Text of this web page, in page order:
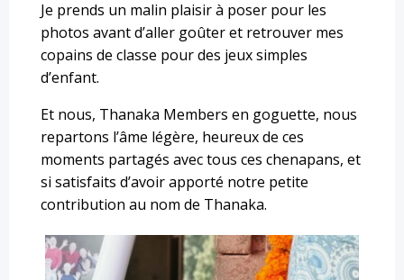
Je prends un malin plaisir à poser pour les
photos avant d’aller goûter et retrouver mes
copains de classe pour des jeux simples
d’enfant.
Et nous, Thanaka Members en goguette, nous
repartons l’âme légère, heureux de ces
moments partagés avec tous ces chenapans, et
si satisfaits d’avoir apporté notre petite
contribution au nom de Thanaka.